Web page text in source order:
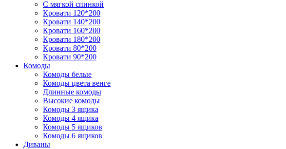
С мягкой спинкой
Кровати 120*200
Кровати 140*200
Кровати 160*200
Кровати 180*200
Кровати 80*200
Кровати 90*200
Комоды
Комоды белые
Комоды цвета венге
Длинные комоды
Высокие комоды
Комоды 3 ящика
Комоды 4 ящика
Комоды 5 ящиков
Комоды 6 ящиков
Диваны